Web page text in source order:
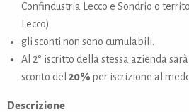
Confindustria Lecco e Sondrio o
Lecco)
gli sconti non sono cumulabili.
Al 2° iscritto della stessa azienda
sconto del 20% per iscrizione al
Descrizione